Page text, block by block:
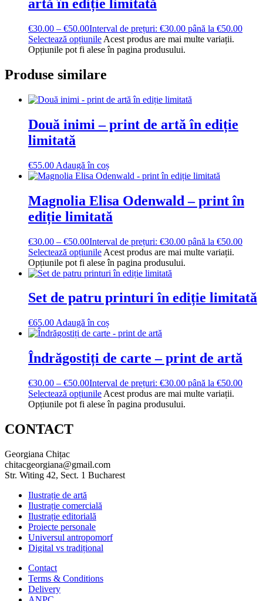
artă în ediție limitată
€30.00 – €50.00Interval de prețuri: €30.00 până la €50.00
Selectează opțiunile Acest produs are mai multe variații.
Opțiunile pot fi alese în pagina produsului.
Produse similare
Două inimi – print de artă în ediție
limitată
€55.00 Adaugă în coș
Magnolia Elisa Odenwald – print în
ediție limitată
€30.00 – €50.00Interval de prețuri: €30.00 până la €50.00
Selectează opțiunile Acest produs are mai multe variații.
Opțiunile pot fi alese în pagina produsului.
Set de patru printuri în ediție limitată
€65.00 Adaugă în coș
Îndrăgostiți de carte – print de artă
€30.00 – €50.00Interval de prețuri: €30.00 până la €50.00
Selectează opțiunile Acest produs are mai multe variații.
Opțiunile pot fi alese în pagina produsului.
CONTACT
Georgiana Chițac
chitacgeorgiana@gmail.com
Str. Witing 42, Sect. 1 Bucharest
Ilustrație de artă
Ilustrație comercială
Ilustrație editorială
Proiecte personale
Universul antropomorf
Digital vs tradițional
Contact
Terms & Conditions
Delivery